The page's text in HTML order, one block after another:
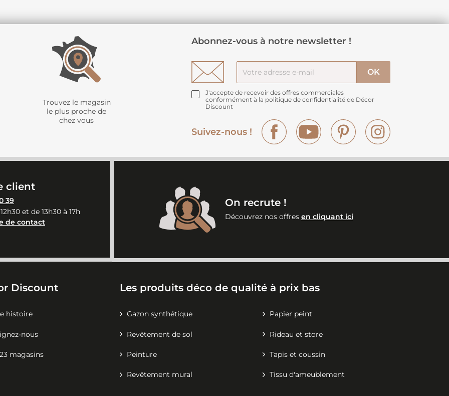
Trouvez le magasin
le plus proche de
chez vous
Abonnez-vous à notre newsletter !
J'accepte de recevoir des offres commerciales
conformément à la politique de confidentialité de Décor
Discount
Suivez-nous !
Facebook YouTube Pinterest
client
39
et de 13h30 à 17h
de contact
On recrute !
Découvrez nos offres en cliquant ici
Discount
histoire
nous
magasins
Les produits déco de qualité à prix bas
Gazon synthétique Papier peint
Revêtement de sol Rideau et store
Peinture Tapis et coussin
Revêtement mural Tissu d'ameublement